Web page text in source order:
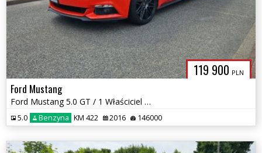
119 900 PLN
Ford Mustang
Ford Mustang 5.0 GT / 1 Właściciel w PL / Skóra / Kamera / Keyless go
5.0 Benzyna KM 422 2016 146000